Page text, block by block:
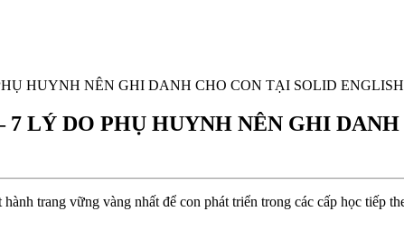
HUYNH NÊN GHI DANH CHO CON TẠI SOLID ENGLISH
7 LÝ DO PHỤ HUYNH NÊN GHI
trang vững vàng nhất để con phát triển trong các cấp học tiếp